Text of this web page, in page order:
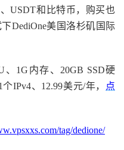
USDT和比特币，购买也
DediOne美国洛杉矶国际
1G内存、20GB SSD硬
IPv4、12.99美元/年，
点
tag/dedione/